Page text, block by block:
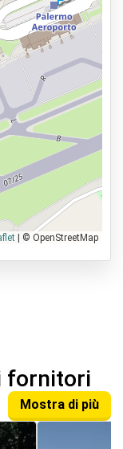
| © OpenStreetMap
fornitori
Mostra di più